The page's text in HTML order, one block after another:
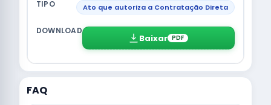
Ato que autoriza a Contratação Direta
Baixar PDF
FAQ